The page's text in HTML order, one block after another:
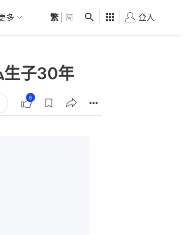
01深圳 觀點 健康 好食玩飛
多 繁 简 登入
子30年
6